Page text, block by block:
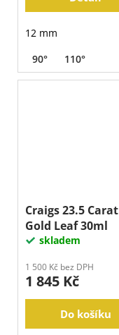
12 mm
90°
110°
Craigs 23.5 Carat
Gold Leaf 30ml
skladem
1 500 Kč bez DPH
1 845 Kč
Do košíku